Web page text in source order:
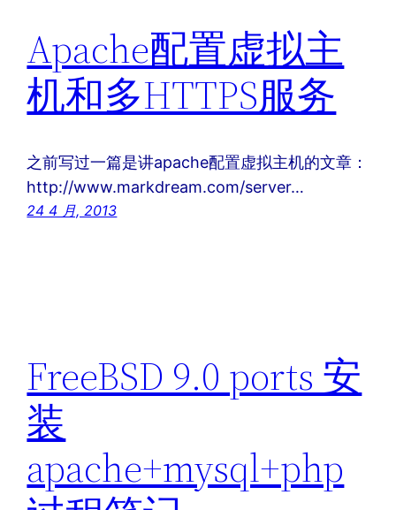
Apache配置虚拟主
机和多HTTPS服务
之前写过一篇是讲apache配置虚拟主机的文章：
http://www.markdream.com/server…
24 4 月, 2013
FreeBSD 9.0 ports 安
装
apache+mysql+php